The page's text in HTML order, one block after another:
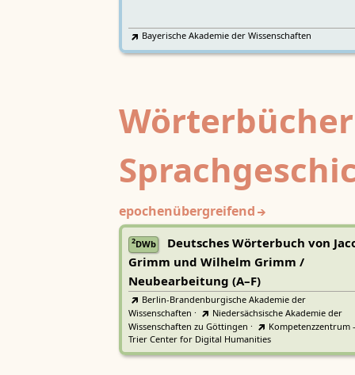
Bayerische Akademie der Wissenschaften
epochenübergreifend
2DWb
Deutsches Wörterbuch von
Grimm und Wilhelm Grimm /
Neubearbeitung (A–F)
Berlin-Brandenburgische Akademie der
Wissenschaften ·
Niedersächsische Akademie der
Wissenschaften zu Göttingen ·
Kompetenzzentrum -
Trier Center for Digital Humanities